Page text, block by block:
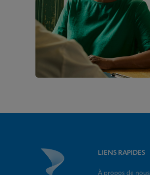
LIENS RAPIDES
À propos de nous